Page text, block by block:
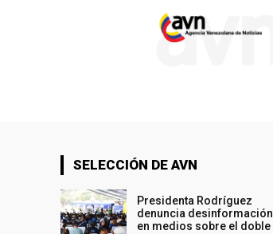
SELECCIÓN DE AVN
Presidenta Rodríguez
denuncia desinformación
en medios sobre el doble